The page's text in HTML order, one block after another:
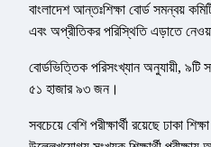
বাংলাদেশ আন্তঃশিক্ষা বোর্ড সমন্বয়
এবং অপ্রীতিকর পরিস্থিতি এড়াতে
বোর্ডভিত্তিক পরিসংখ্যান অনুযায়ী,
৫১ হাজার ৯৩ জন।
সবচেয়ে বেশি পরীক্ষার্থী রয়েছে ঢাকা